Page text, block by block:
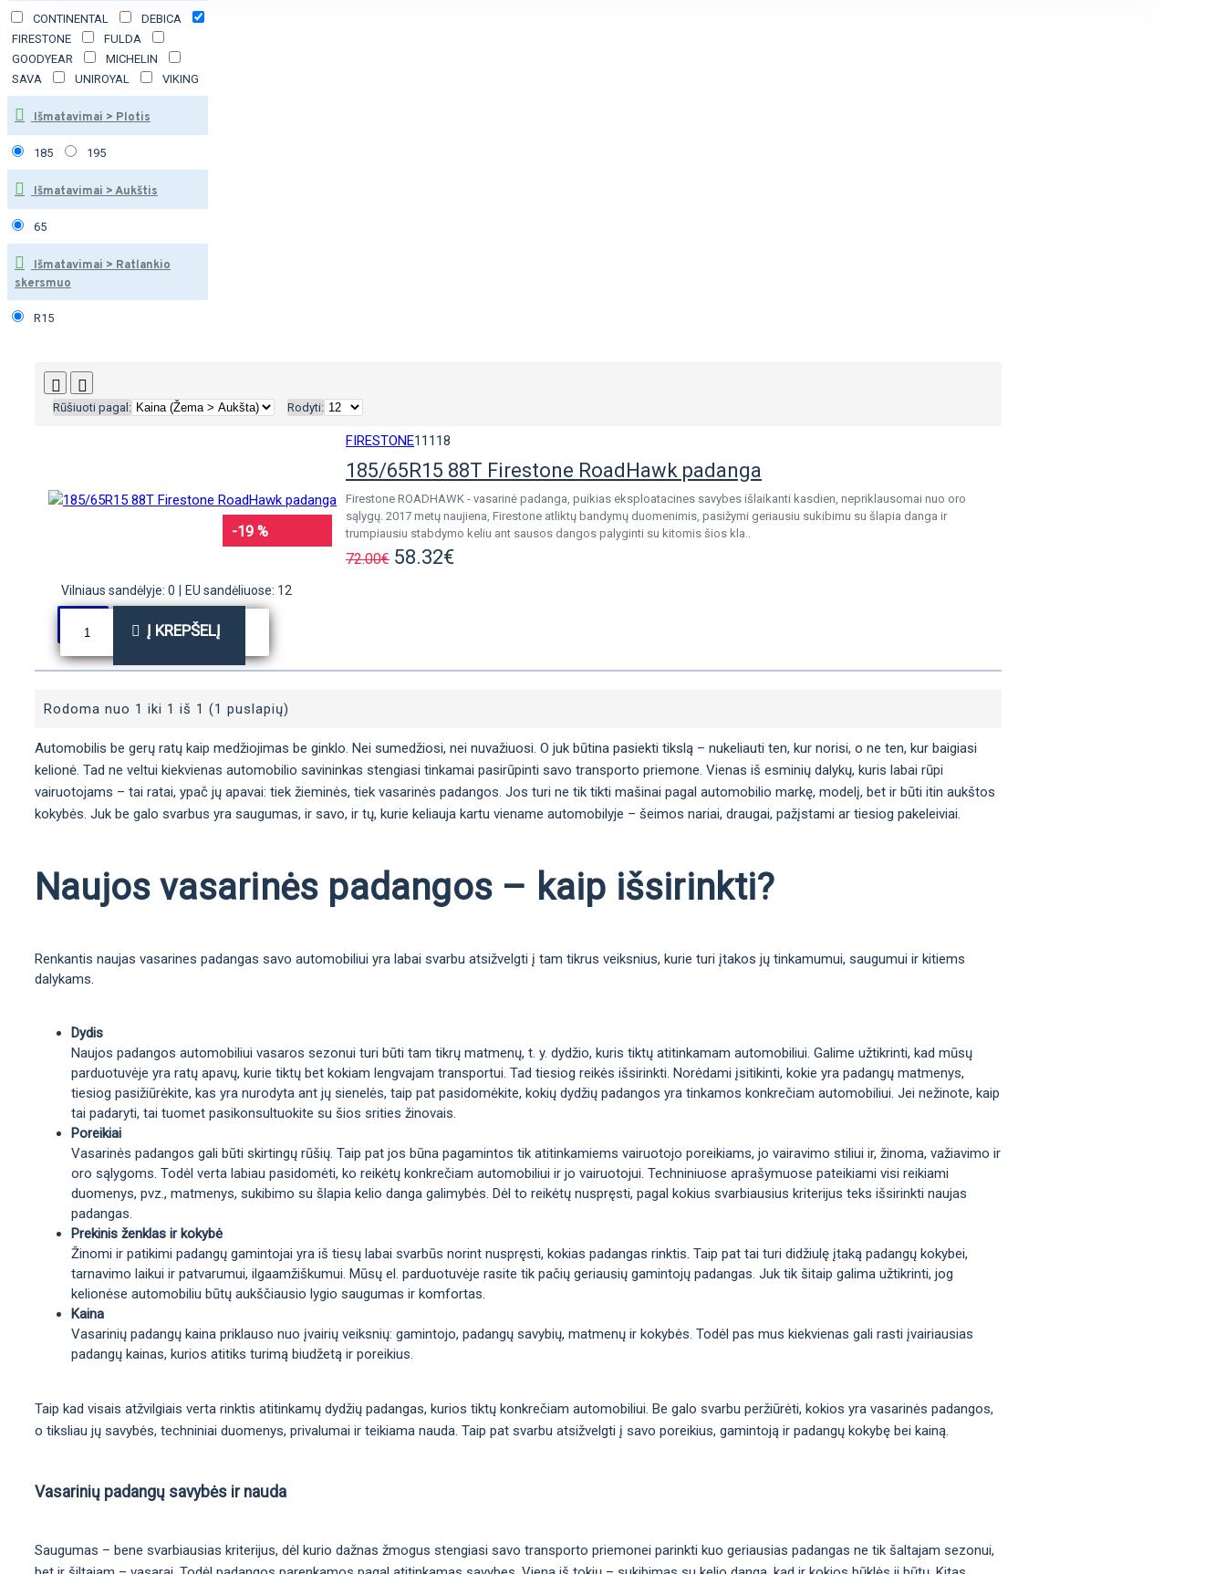
CONTINENTAL
DEBICA
FIRESTONE
FULDA
GOODYEAR
MICHELIN
SAVA
UNIROYAL VIKING
Išmatavimai > Plotis
185 195
Išmatavimai > Aukštis
65
Išmatavimai > Ratlankio
skersmuo
R15
Rūšiuoti pagal: Rodyti:
-19 %
FIRESTONE11118
185/65R15 88T Firestone RoadHawk padanga
Firestone ROADHAWK - vasarinė padanga, puikias eksploatacines savybes išlaikanti kasdien, nepriklausomai nuo oro
sąlygų. 2017 metų naujiena, Firestone atliktų bandymų duomenimis, pasižymi geriausiu sukibimu su šlapia danga ir
trumpiausiu stabdymo keliu ant sausos dangos palyginti su kitomis šios kla..
72.00€ 58.32€
Vilniaus sandėlyje: 0 EU sandėliuose: 12
Į KREPŠELĮ
Rodoma nuo 1 iki 1 iš 1 (1 puslapių)
Automobilis be gerų ratų kaip medžiojimas be ginklo. Nei sumedžiosi, nei nuvažiuosi. O juk būtina pasiekti tikslą – nukeliauti ten, kur norisi, o ne ten, kur baigiasi
kelionė. Tad ne veltui kiekvienas automobilio savininkas stengiasi tinkamai pasirūpinti savo transporto priemone. Vienas iš esminių dalykų, kuris labai rūpi
vairuotojams – tai ratai, ypač jų apavai: tiek žieminės, tiek vasarinės padangos. Jos turi ne tik tikti mašinai pagal automobilio markę, modelį, bet ir būti itin aukštos
kokybės. Juk be galo svarbus yra saugumas, ir savo, ir tų, kurie keliauja kartu viename automobilyje – šeimos nariai, draugai, pažįstami ar tiesiog pakeleiviai.
Naujos vasarinės padangos – kaip išsirinkti?
Renkantis naujas vasarines padangas savo automobiliui yra labai svarbu atsižvelgti į tam tikrus veiksnius, kurie turi įtakos jų tinkamumui, saugumui ir kitiems
dalykams.
Dydis
Naujos padangos automobiliui vasaros sezonui turi būti tam tikrų matmenų, t. y. dydžio, kuris tiktų atitinkamam automobiliui. Galime užtikrinti, kad mūsų
parduotuvėje yra ratų apavų, kurie tiktų bet kokiam lengvajam transportui. Tad tiesiog reikės išsirinkti. Norėdami įsitikinti, kokie yra padangų matmenys,
tiesiog pasižiūrėkite, kas yra nurodyta ant jų sienelės, taip pat pasidomėkite, kokių dydžių padangos yra tinkamos konkrečiam automobiliui. Jei nežinote, kaip
tai padaryti, tai tuomet pasikonsultuokite su šios srities žinovais.
Poreikiai
Vasarinės padangos gali būti skirtingų rūšių. Taip pat jos būna pagamintos tik atitinkamiems vairuotojo poreikiams, jo vairavimo stiliui ir, žinoma, važiavimo ir
oro sąlygoms. Todėl verta labiau pasidomėti, ko reikėtų konkrečiam automobiliui ir jo vairuotojui. Techniniuose aprašymuose pateikiami visi reikiami
duomenys, pvz., matmenys, sukibimo su šlapia kelio danga galimybės. Dėl to reikėtų nuspręsti, pagal kokius svarbiausius kriterijus teks išsirinkti naujas
padangas.
Prekinis ženklas ir kokybė
Žinomi ir patikimi padangų gamintojai yra iš tiesų labai svarbūs norint nuspręsti, kokias padangas rinktis. Taip pat tai turi didžiulę įtaką padangų kokybei,
tarnavimo laikui ir patvarumui, ilgaamžiškumui. Mūsų el. parduotuvėje rasite tik pačių geriausių gamintojų padangas. Juk tik šitaip galima užtikrinti, jog
kelionėse automobiliu būtų aukščiausio lygio saugumas ir komfortas.
Kaina
Vasarinių padangų kaina priklauso nuo įvairių veiksnių: gamintojo, padangų savybių, matmenų ir kokybės. Todėl pas mus kiekvienas gali rasti įvairiausias
padangų kainas, kurios atitiks turimą biudžetą ir poreikius.
Taip kad visais atžvilgiais verta rinktis atitinkamų dydžių padangas, kurios tiktų konkrečiam automobiliui. Be galo svarbu peržiūrėti, kokios yra vasarinės padangos,
o tiksliau jų savybės, techniniai duomenys, privalumai ir teikiama nauda. Taip pat svarbu atsižvelgti į savo poreikius, gamintoją ir padangų kokybę bei kainą.
Vasarinių padangų savybės ir nauda
Saugumas – bene svarbiausias kriterijus, dėl kurio dažnas žmogus stengiasi savo transporto priemonei parinkti kuo geriausias padangas ne tik šaltajam sezonui,